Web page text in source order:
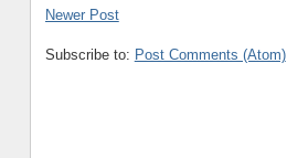
Newer Post
Subscribe to: Post Comments (Atom)